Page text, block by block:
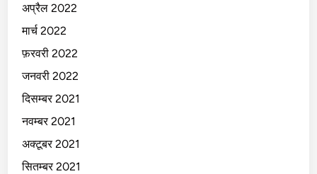
अप्रैल 2022
मार्च 2022
फ़रवरी 2022
जनवरी 2022
दिसम्बर 2021
नवम्बर 2021
अक्टूबर 2021
सितम्बर 2021